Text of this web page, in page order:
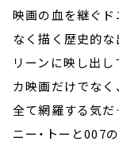
映画の血を継ぐド
なく描く歴史的な
リーンに映し出し
カ映画だけでなく
全て網羅する気
ニー・トーと007